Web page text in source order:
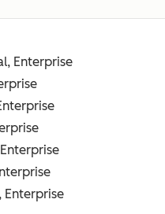
Enterprise
Enterprise